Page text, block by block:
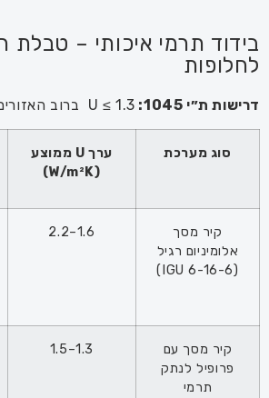
בידוד תרמי איכותי – טבלת
לחלופות
דרישות ת״י 1045: U ≤ 1.3 ברוב האזורים
סוג מערכת ערך
(W/m²K)
קיר מסך
אלומיניום רגיל
(IGU 6-16-6)
1.6–2.2
קיר מסך עם
פרופיל לנתק
תרמי
1.3–1.5